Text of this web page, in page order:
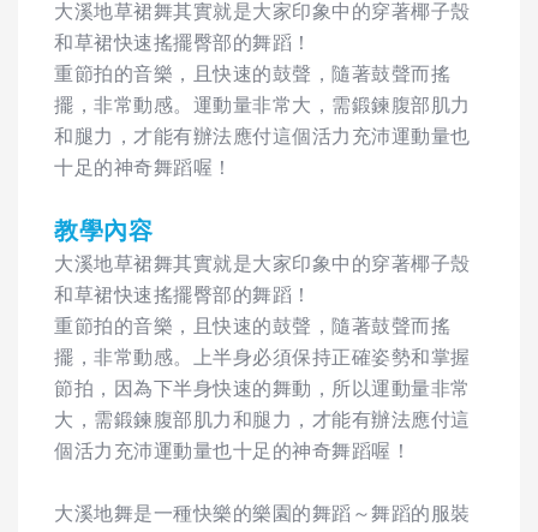
大溪地草裙舞其實就是大家印象中的穿著椰子殼
和草裙快速搖擺臀部的舞蹈！
重節拍的音樂，且快速的鼓聲，隨著鼓聲而搖
擺，非常動感。運動量非常大，需鍛鍊腹部肌力
和腿力，才能有辦法應付這個活力充沛運動量也
十足的神奇舞蹈喔！
教學內容
大溪地草裙舞其實就是大家印象中的穿著椰子殼
和草裙快速搖擺臀部的舞蹈！
重節拍的音樂，且快速的鼓聲，隨著鼓聲而搖
擺，非常動感。上半身必須保持正確姿勢和掌握
節拍，因為下半身快速的舞動，所以運動量非常
大，需鍛鍊腹部肌力和腿力，才能有辦法應付這
個活力充沛運動量也十足的神奇舞蹈喔！
大溪地舞是一種快樂的樂園的舞蹈～舞蹈的服裝